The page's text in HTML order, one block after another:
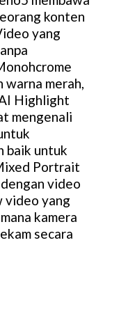
konten
yang
warna merah,
Highlight
mengenali
baik untuk
Portrait
video
video yang
kamera
secara